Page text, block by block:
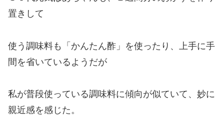
置きして
使う調味料も「かんたん酢」を使ったり、上手に手
間を省いているようだが
私が普段使っている調味料に傾向が似ていて、妙に
親近感を感じた。